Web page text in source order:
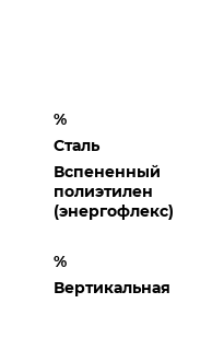
%
Сталь
Вспененный
полиэтилен
(энергофлекс)
%
Вертикальная